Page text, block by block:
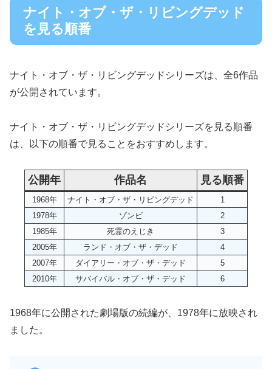
ナイト・オブ・ザ・リビングデッド
を見る順番
ナイト・オブ・ザ・リビングデッドシリーズは、全6作品
が公開されています。
ナイト・オブ・ザ・リビングデッドシリーズを見る順番
は、以下の順番で見ることをおすすめします。
公開年 作品名 見る順番
1968年 ナイト・オブ・ザ・リビングデッド
1
1978年
ゾンビ
2
1985年
死霊のえじき
3
2005年
ランド・オブ・ザ・デッド
4
2007年
ダイアリー・オブ・ザ・デッド
5
2010年
サバイバル・オブ・ザ・デッド 6
1968年に公開された劇場版の続編が、1978年に放映され
ました。